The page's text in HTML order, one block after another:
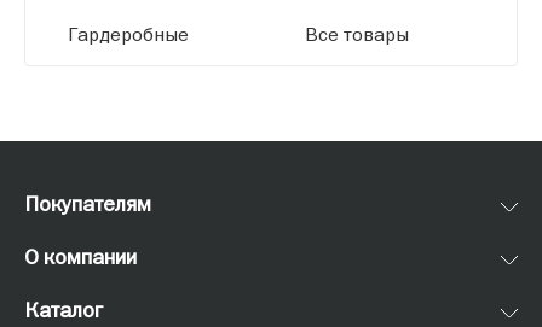
Гардеробные Все товары
Покупателям
О компании
Каталог